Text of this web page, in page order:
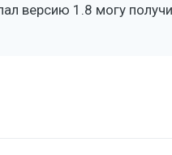
версию 1.8 могу